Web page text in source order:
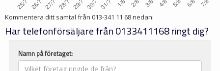
Kommentera ditt samtal från 013-341 11 68nedan:
Har telefonförsäljare från 0133411168 ringt dig?
Namn på företaget: